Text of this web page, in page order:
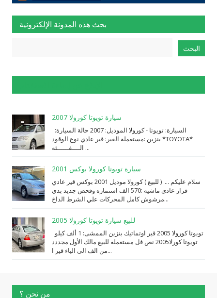
بحث هذه المدونة الإلكترونية
سيارة تويوتا كورولا 2007
⁨مستعملة⁩ القير: ⁨قير عادي⁩ نوع الوقود: ⁨بنزين⁩ *TOYOTA*
الــــفــــــئه ...
سيارة تويوتا كورولا بوكس 2001
سلام عليكم ... ( للبيع ) كورولا موديل 2001 بوكس قير عادي
قزاز عادي ماشيه :570 الف استماره وفحص جديد بدي
مرشوش كامل المحركات علي الشرط الداخ...
للبيع سيارة تويوتا كورولا 2005
تويوتا كورلا2005 نص فل مستعملة للبيع مالك الأول مجددد
من الف الى الياء قير ا...
من نحن ؟